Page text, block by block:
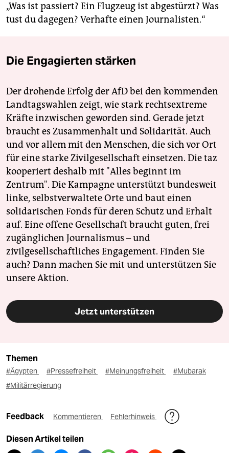
„Was ist passiert? Ein Flugzeug ist abgestürzt? Was
tust du dagegen? Verhafte einen Journalisten.“
Die Engagierten stärken
Der drohende Erfolg der AfD bei den kommenden
Landtagswahlen zeigt, wie stark rechtsextreme
Kräfte inzwischen geworden sind. Gerade jetzt
braucht es Zusammenhalt und Solidarität. Auch
und vor allem mit den Menschen, die sich vor Ort
für eine starke Zivilgesellschaft einsetzen. Die taz
kooperiert deshalb mit "Alles beginnt im
Zentrum". Die Kampagne unterstützt bundesweit
linke, selbstverwaltete Orte und baut einen
solidarischen Fonds für deren Schutz und Erhalt
auf. Eine offene Gesellschaft braucht guten, frei
zugänglichen Journalismus – und
zivilgesellschaftliches Engagement. Finden Sie
auch? Dann machen Sie mit und unterstützen Sie
unsere Aktion.
Jetzt unterstützen
Themen
#Ägypten #Pressefreiheit #Meinungsfreiheit
#Mubarak
#Militärregierung
Feedback Kommentieren Fehlerhinweis
Diesen Artikel teilen